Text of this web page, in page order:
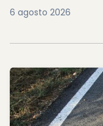
6 agosto 2026